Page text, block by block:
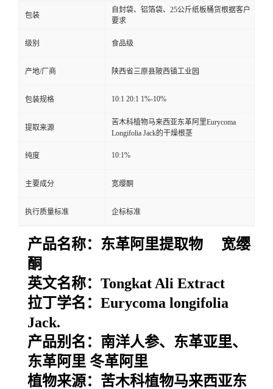
包装
自封袋、铝箔袋、25公斤纸板桶货根据客户
要求
级别 食品级
产地/厂商 陕西省三原县陂西镇工业园
包装规格 10:1 20:1 1%-10%
提取来源
苦木科植物马来西亚东革阿里Eurycoma
Longifolia Jack的干燥根茎
纯度 10:1%
主要成分 宽缨酮
执行质量标准 企标标准
产品名称： 东革阿里提取物 宽缨
酮
英文名称： Tongkat Ali Extract
拉丁学名： Eurycoma longifolia
Jack.
产品别名： 南洋人参、东革亚里、
东革阿里 冬革阿里
植物来源： 苦木科植物马来西亚东